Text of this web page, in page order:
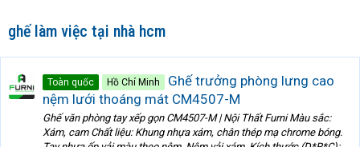
ghế làm việc tại nhà hcm
Toàn quốc Hồ Chí Minh
Ghế trưởng phòng lưng cao
nệm lưới thoáng mát CM4507-M
Ghế văn phòng tay xếp gọn CM4507-M | Nội Thất Furni Màu sắc:
Xám, cam Chất liệu: Khung nhựa xám, chân thép mạ chrome bóng.